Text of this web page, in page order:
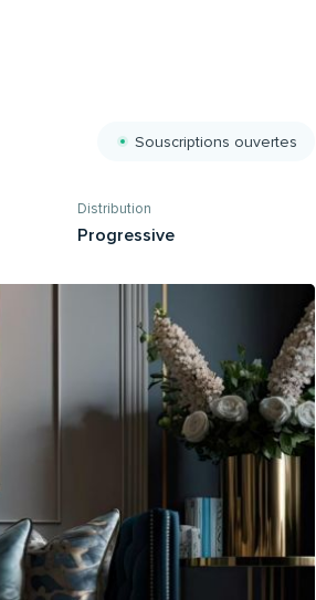
Souscriptions ouvertes
Distribution
Progressive